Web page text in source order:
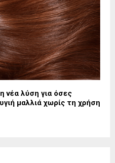
νέα λύση για όσες
μαλλιά χωρίς τη χρήση